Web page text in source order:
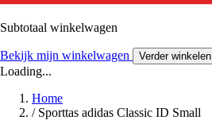
Subtotaal winkelwagen
Bekijk mijn winkelwagen Verder winkelen
Loading...
Home
/ Sporttas adidas Classic ID Small